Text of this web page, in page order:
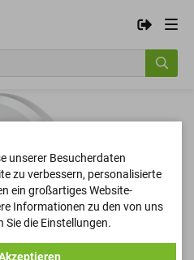
unserer Besucherdaten
zu verbessern, personalisierte
ein großartiges Website-
Informationen zu den von uns
die Einstellungen.